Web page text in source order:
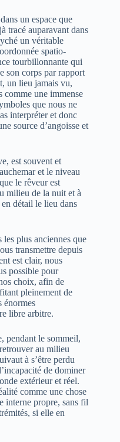
un espace que
tracé auparavant dans
un véritable
spatio-
tourbillonnante qui
son corps par rapport
un lieu jamais vu,
comme une immense
que nous ne
interpréter et donc
source d’angoisse et
est souvent et
et le niveau
le rêveur est
milieu de la nuit et à
détail le lieu dans
les plus anciennes que
transmettre depuis
est clair, nous
possible pour
choix, afin de
pleinement de
énormes
libre arbitre.
pendant le sommeil,
au milieu
à s’être perdu
de dominer
extérieur et réel.
comme une chose
interne propre, sans fil
si elle en